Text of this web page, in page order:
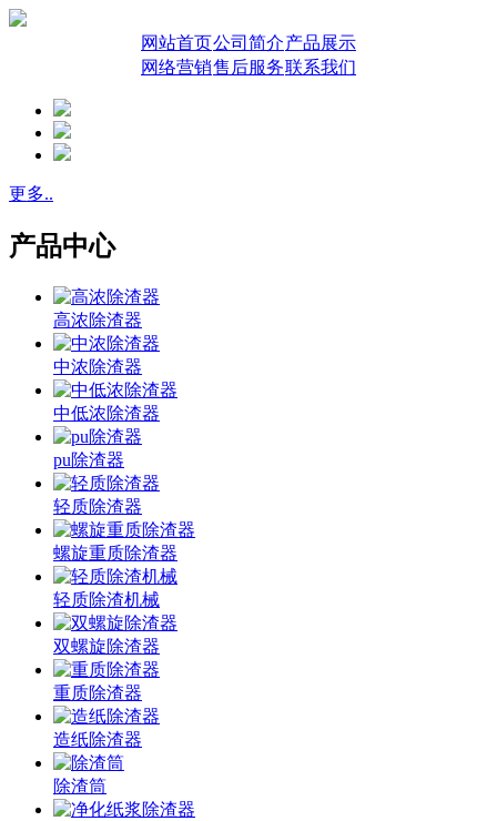
网站首页公司简介产品展示
网络营销售后服务联系我们
更多..
产品中心
高浓除渣器
中浓除渣器
中低浓除渣器
pu除渣器
轻质除渣器
螺旋重质除渣器
轻质除渣机械
双螺旋除渣器
重质除渣器
造纸除渣器
除渣筒